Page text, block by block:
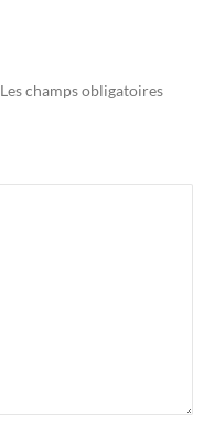
Les champs obligatoires